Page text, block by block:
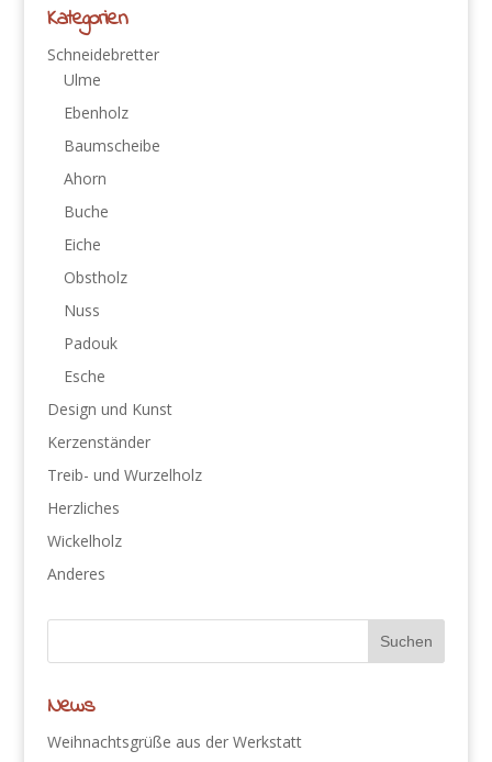
Kategorien
Schneidebretter
Ulme
Ebenholz
Baumscheibe
Ahorn
Buche
Eiche
Obstholz
Nuss
Padouk
Esche
Design und Kunst
Kerzenständer
Treib- und Wurzelholz
Herzliches
Wickelholz
Anderes
News
Weihnachtsgrüße aus der Werkstatt